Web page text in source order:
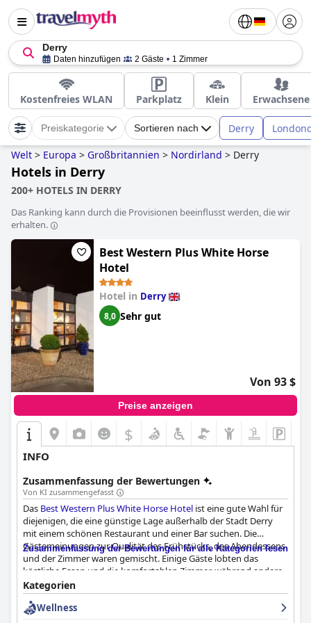
Derry
Daten hinzufügen 2 Gäste 1 Zimmer
Kostenfreies WLAN Parkplatz Klein Erwachsene
Preiskategorie Sortieren nach Derry
Welt > Europa > Großbritannien > Nordirland > Derry
Hotels in Derry
200+ HOTELS IN DERRY
Das Ranking kann durch die Provisionen beeinflusst werden, die wir
erhalten.
Best Western Plus White Horse
Hotel
Hotel in Derry
8,0 Sehr gut
Von 93 $
Preise anzeigen
$
INFO
Zusammenfassung der Bewertungen
Von KI zusammengefasst
Das Best Western Plus White Horse Hotel ist eine gute Wahl für
diejenigen, die eine günstige Lage außerhalb der Stadt Derry
mit einem schönen Restaurant und einer Bar suchen. Die
Gästemeinungen zur Qualität des Frühstücks, des Abendessens
und der Zimmer waren gemischt. Einige Gäste lobten das
köstliche Essen und die komfortablen Zimmer, während andere
der Meinung waren, dass sie aktualisiert und verbessert werden
müssten. Die Sauberkeit und das Personal wurden von den
Bewertern sehr gelobt und als freundlich und hilfsbereit
Zusammenfassung der Bewertungen für alle Kategorien lesen
Kategorien
Wellness